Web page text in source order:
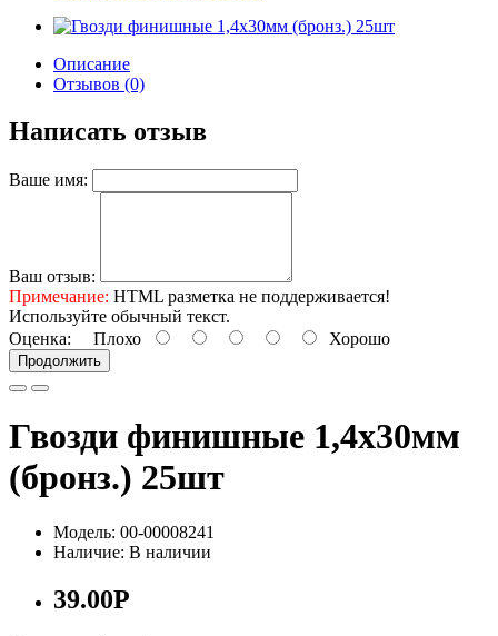
Описание
Отзывов (0)
Написать отзыв
Ваше имя:
Ваш отзыв:
Примечание: HTML разметка не поддерживается!
Используйте обычный текст.
Оценка: Плохо Хорошо
Продолжить
Гвозди финишные 1,4х30мм
(бронз.) 25шт
Модель: 00-00008241
Наличие: В наличии
39.00Р